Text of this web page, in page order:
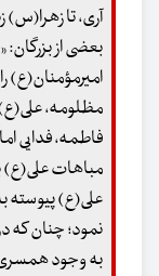
آری، تا
بعضی از
امیرمؤمنان(ع)
مظلومه، علی(ع)
فاطمه، فدایی
مباهات
علی(ع)
نمود؛ چنان
به وجود